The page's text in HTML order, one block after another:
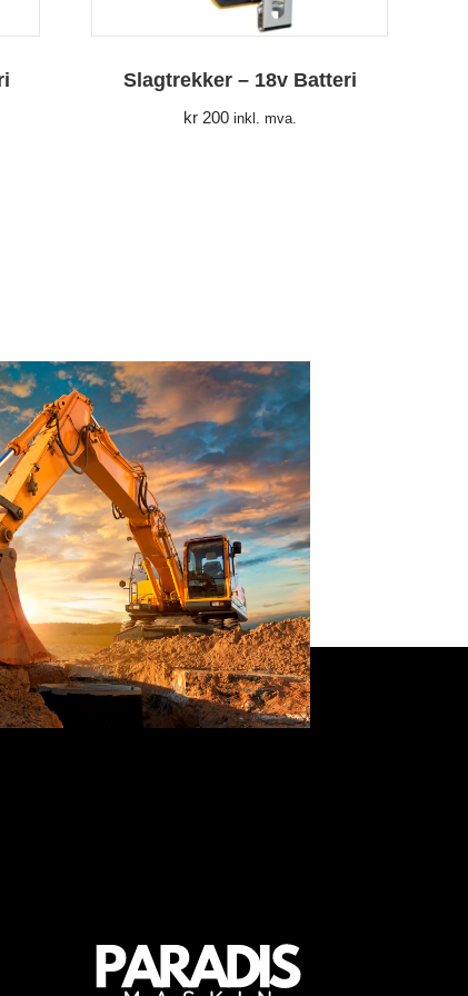
Slagtrekker – 18v Batteri
kr200 inkl. mva.